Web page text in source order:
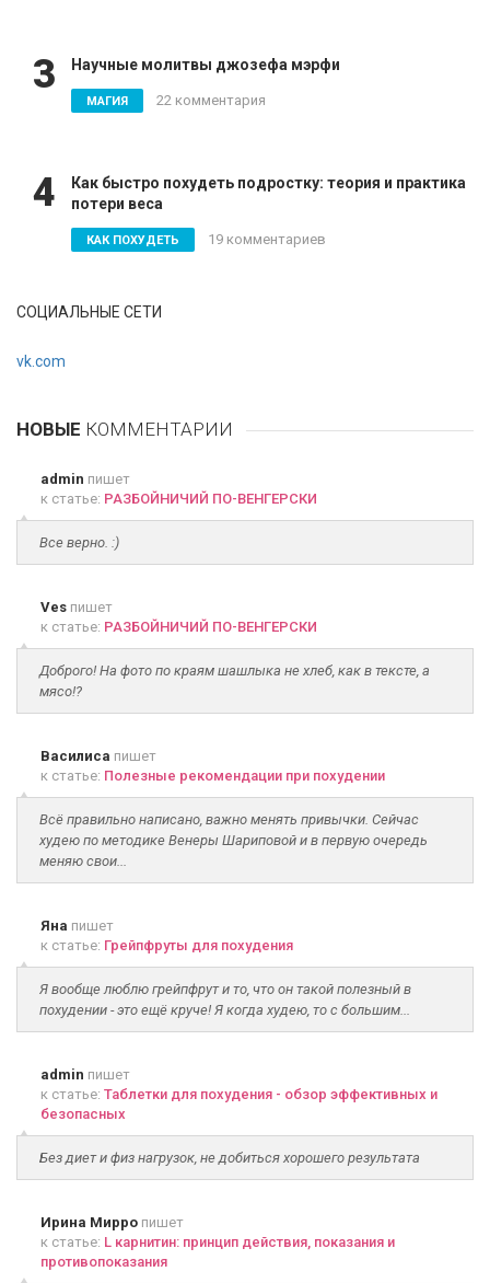
3 Научные молитвы джозефа мэрфи
МАГИЯ 22 комментария
4
Как быстро похудеть подростку: теория и практика
потери веса
КАК ПОХУДЕТЬ 19 комментариев
СОЦИАЛЬНЫЕ СЕТИ
vk.com
НОВЫЕ КОММЕНТАРИИ
admin пишет
к статье: РАЗБОЙНИЧИЙ ПО-ВЕНГЕРСКИ
Все верно. :)
Ves пишет
к статье: РАЗБОЙНИЧИЙ ПО-ВЕНГЕРСКИ
Доброго! На фото по краям шашлыка не хлеб, как в тексте, а
мясо!?
Василиса пишет
к статье: Полезные рекомендации при похудении
Всё правильно написано, важно менять привычки. Сейчас
худею по методике Венеры Шариповой и в первую очередь
меняю свои...
Яна пишет
к статье: Грейпфруты для похудения
Я вообще люблю грейпфрут и то, что он такой полезный в
похудении - это ещё круче! Я когда худею, то с большим...
admin пишет
к статье: Таблетки для похудения - обзор эффективных и
безопасных
Без диет и физ нагрузок, не добиться хорошего результата
Ирина Мирро пишет
к статье: L карнитин: принцип действия, показания и
противопоказания